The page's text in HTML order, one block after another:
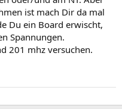
ist mach Dir da mal
Du ein Board erwischt,
Spannungen.
201 mhz versuchen.